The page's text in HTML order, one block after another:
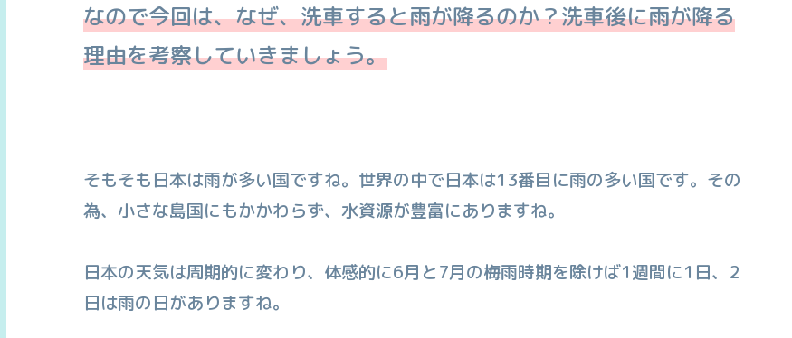
なので今回は、なぜ、洗車すると雨が降るのか？洗車後に雨が降る
理由を考察していきましょう。
そもそも日本は雨が多い国ですね。世界の中で日本は13番目に雨の多い国です。その
為、小さな島国にもかかわらず、水資源が豊富にありますね。
日本の天気は周期的に変わり、体感的に6月と7月の梅雨時期を除けば1週間に1日、2
日は雨の日がありますね。